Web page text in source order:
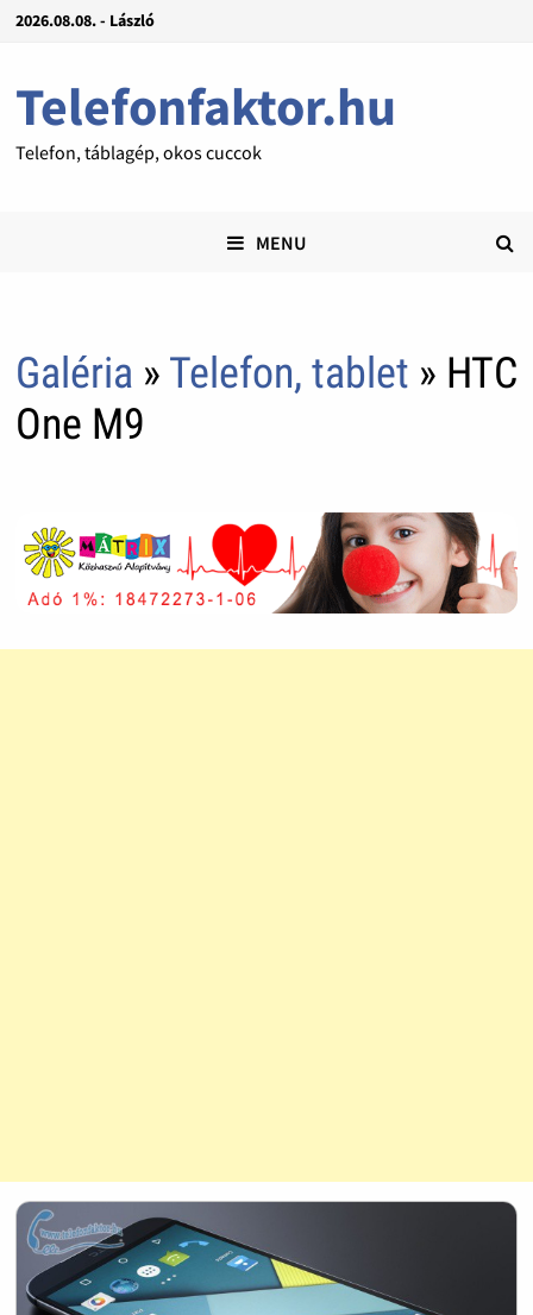
2026.08.08. - László
Telefonfaktor.hu
Telefon, táblagép, okos cuccok
MENU
Galéria » Telefon, tablet » HTC
One M9